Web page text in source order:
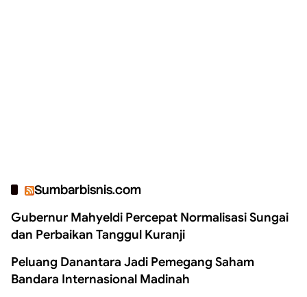
Sumbarbisnis.com
Gubernur Mahyeldi Percepat Normalisasi Sungai
dan Perbaikan Tanggul Kuranji
Peluang Danantara Jadi Pemegang Saham
Bandara Internasional Madinah